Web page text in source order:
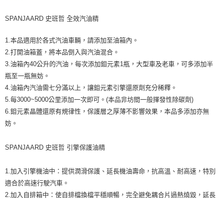
SPANJAARD 史班哲 全效汽油精
1.本品適用於各式汽油車輛，請添加至油箱內。
2.打開油箱蓋，將本品倒入與汽油混合。
3.油箱內40公升的汽油，每次添加鉬元素1瓶，大型車及老車，可多添加半
瓶至一瓶無妨。
4.油箱內汽油需七分滿以上，讓鉬元素引擎還原劑充分稀釋。
5.每3000~5000公里添加一次即可。(本品非坊間一般揮發性除碳劑)
6.鉬元素晶體還原有規律性，保護層之厚薄不影響效果，本品多添加亦無
妨。
SPANJAARD 史班哲 引擎保護油精
1.加入引擎機油中：提供潤滑保護、延長機油壽命，抗高溫、耐高速，特別
適合於高速行駛汽車。
2.加入自排箱中：使自排檔換檔平穩順暢，完全避免耦合片過熱燒毀，延長